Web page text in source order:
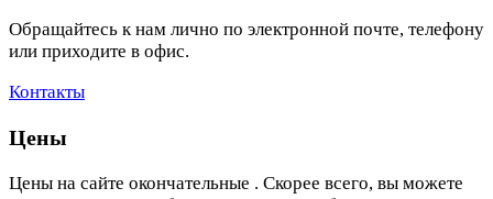
Обращайтесь к нам лично по электронной почте, телефону
или приходите в офис.
Контакты
Цены
Цены на сайте окончательные . Скорее всего, вы можете